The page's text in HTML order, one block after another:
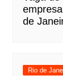
de
Rio de